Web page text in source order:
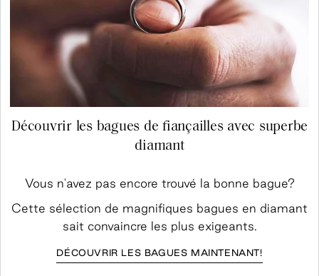
Découvrir les bagues de fiançailles avec superbe
diamant
Vous n'avez pas encore trouvé la bonne bague?
Cette sélection de magnifiques bagues en diamant
sait convaincre les plus exigeants.
DÉCOUVRIR LES BAGUES MAINTENANT!